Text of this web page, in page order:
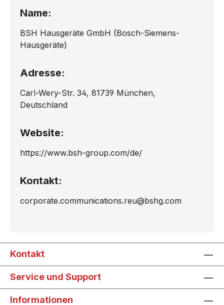
Name:
BSH Hausgeräte GmbH (Bosch-Siemens-
Hausgeräte)
Adresse:
Carl-Wery-Str. 34, 81739 München,
Deutschland
Website:
https://www.bsh-group.com/de/
Kontakt:
corporate.communications.reu@bshg.com
Kontakt
Service und Support
Informationen